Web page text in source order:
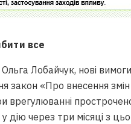
все
Лобайчук, нові
закон «Про внесення
врегулюванні
у дію через три місяці з